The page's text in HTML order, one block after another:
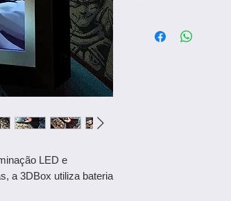
LED e
a 3DBox utiliza bateria